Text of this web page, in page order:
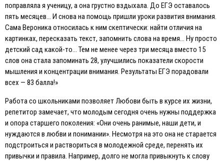
поправляла я ученицу, а она грустно вздыхала. До EГЭ оставалось
пять месяцев… И снова на помощь пришли уроки развития внимания.
Сама Вероника относилась к ним скептически: найти отличия на
картинках, пересказать текст, запомнить слова на время… Ну просто
детский сад какой-то… Тем не менее через три месяца вместо 15
слов она стала запоминать 28, улучшились показатели скорости
мышления и концентрации внимания. Результаты EГЭ порадовали
всех — 83 балла!»
Работа со школьниками позволяет Любови быть в курсе их жизни,
репетитор замечает, что молодым сегодня очень нужны поддержка
и опора старшего поколения: «Они очень ранимые, наши дети, и
нуждаются в любви и понимании». Несмотря на это она не старается
подстроиться и раствориться в молодежной среде, перенять их
привычки и правила. Например, долго не могла привыкнуть к слову